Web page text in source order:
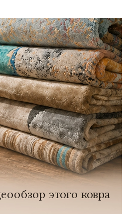
этого ковра